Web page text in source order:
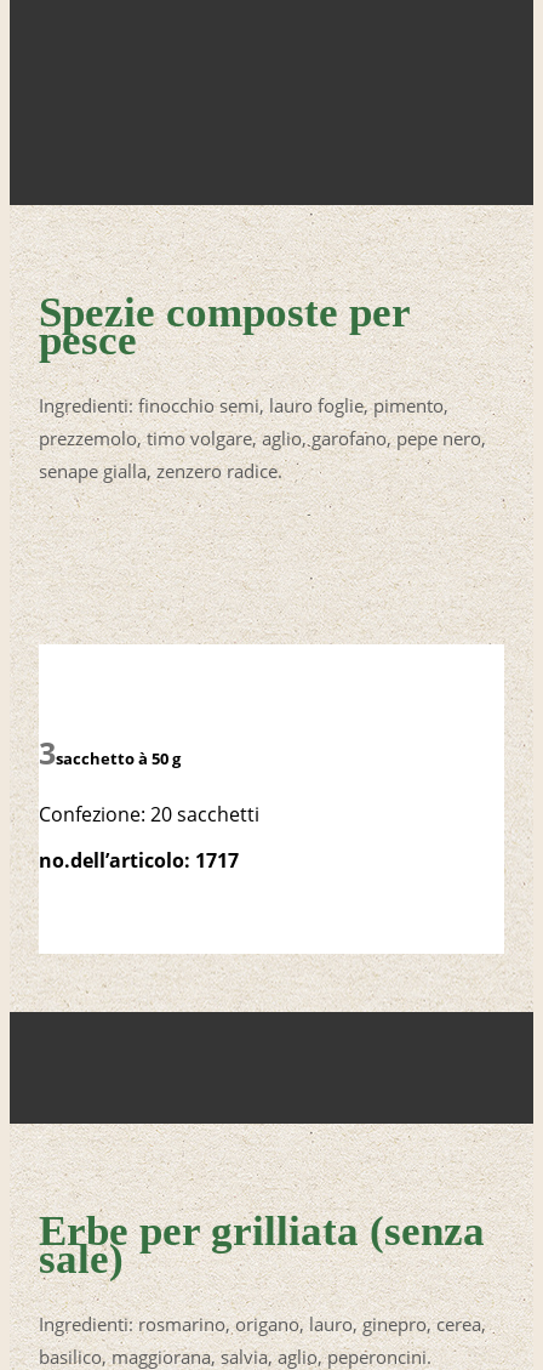
Spezie composte per
pesce
Ingredienti: finocchio semi, lauro foglie, pimento,
prezzemolo, timo volgare, aglio, garofano, pepe nero,
senape gialla, zenzero radice.
sacchetto à 50 g
Confezione: 20 sacchetti
no.dell’articolo: 1717
Erbe per grilliata (senza
sale)
Ingredienti: rosmarino, origano, lauro, ginepro, cerea,
basilico, maggiorana, salvia, aglio, peperoncini.